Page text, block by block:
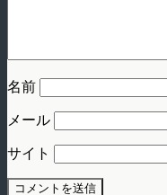
名前
メール
サイト